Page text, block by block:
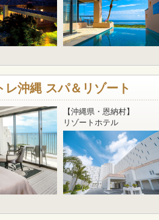
レ沖縄 スパ＆リゾート
【沖縄県・恩納村】
リゾートホテル